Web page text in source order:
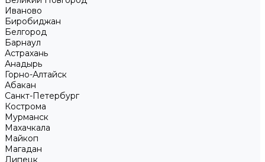
Иваново
Биробиджан
Белгород
Барнаул
Астрахань
Анадырь
Горно-Алтайск
Абакан
Санкт-Петербург
Кострома
Мурманск
Махачкала
Майкоп
Магадан
Липецк